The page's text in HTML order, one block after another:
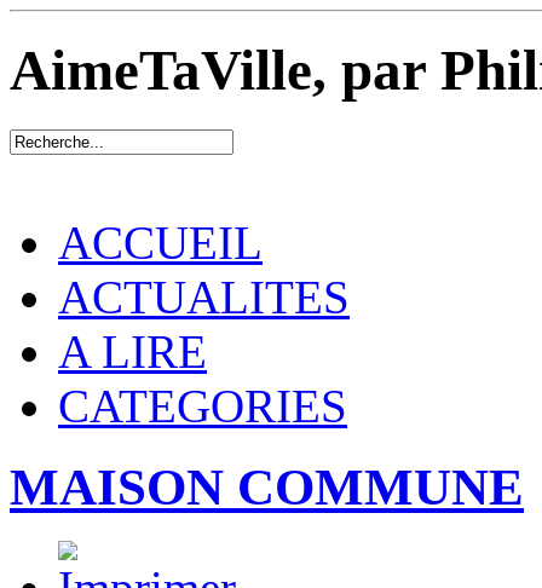
AimeTaVille, par
ACCUEIL
ACTUALITES
A LIRE
CATEGORIES
MAISON COMMUNE